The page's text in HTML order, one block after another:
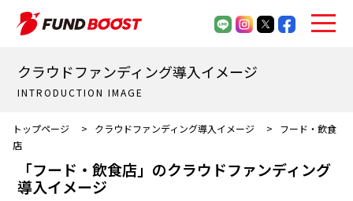
クラウドファンディング導入イメージ
INTRODUCTION IMAGE
トップページ > クラウドファンディング導入イメージ >
フード・飲食
店
「フード・飲食店」のクラウドファンディング
導入イメージ